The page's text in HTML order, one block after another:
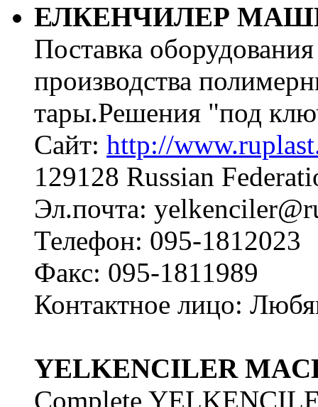
ЕЛКЕНЧИЛЕР
Поставка
производства
тары.Решения "под
Сайт: http://
129128 Russian
Эл.почта:
Телефон: 095-1812023
Факс: 095-1811989
Контактное лицо:
YELKENCILER
Complete